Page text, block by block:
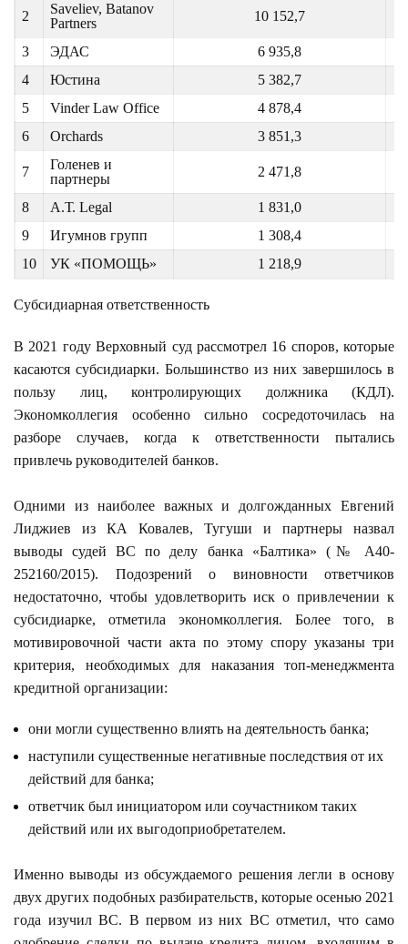
2
Saveliev, Batanov
Partners
10 152,7
3 ЭДАС
6 935,8
4
Юстина
5 382,7
5
Vinder Law Office
4 878,4
6
Orchards 3 851,3
7
Голенев и
партнеры
2 471,8
8 A.Т. Legal
1 831,0
9
Игумнов групп
1 308,4
10
УК «ПОМОЩЬ» 1 218,9
Субсидиарная ответственность
В 2021 году Верховный суд рассмотрел 16 споров, которые
касаются субсидиарки. Большинство из них завершилось в
пользу лиц, контролирующих должника (КДЛ).
Экономколлегия особенно сильно сосредоточилась на
разборе случаев, когда к ответственности пытались
привлечь руководителей банков.
Одними из наиболее важных и долгожданных Евгений
Лиджиев из КА Ковалев, Тугуши и партнеры назвал
выводы судей ВС по делу банка «Балтика» (№ А40-
252160/2015). Подозрений о виновности ответчиков
недостаточно, чтобы удовлетворить иск о привлечении к
субсидиарке, отметила экономколлегия. Более того, в
мотивировочной части акта по этому спору указаны три
критерия, необходимых для наказания топ-менеджмента
кредитной организации:
они могли существенно влиять на деятельность банка;
наступили существенные негативные последствия от их
действий для банка;
ответчик был инициатором или соучастником таких
действий или их выгодоприобретателем.
Именно выводы из обсуждаемого решения легли в основу
двух других подобных разбирательств, которые осенью 2021
года изучил ВС. В первом из них ВС отметил, что само